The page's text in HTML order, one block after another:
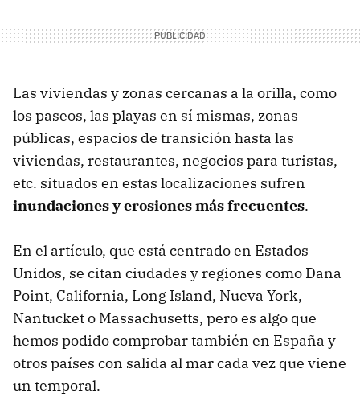
Las viviendas y zonas cercanas a la orilla, como
los paseos, las playas en sí mismas, zonas
públicas, espacios de transición hasta las
viviendas, restaurantes, negocios para turistas,
etc. situados en estas localizaciones sufren
inundaciones y erosiones más frecuentes.
En el artículo, que está centrado en Estados
Unidos, se citan ciudades y regiones como Dana
Point, California, Long Island, Nueva York,
Nantucket o Massachusetts, pero es algo que
hemos podido comprobar también en España y
otros países con salida al mar cada vez que viene
un temporal.